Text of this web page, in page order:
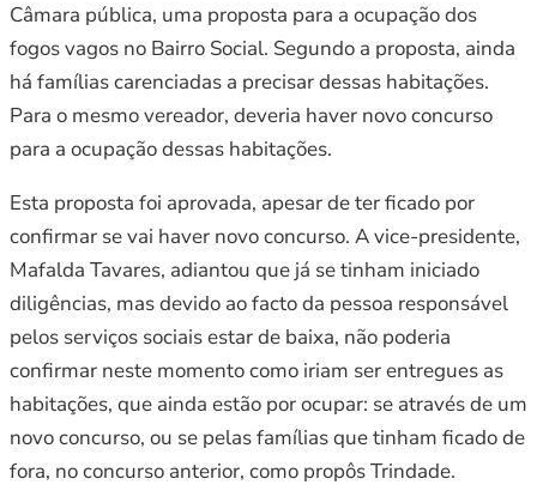
Câmara pública, uma proposta para a ocupação dos
fogos vagos no Bairro Social. Segundo a proposta, ainda
há famílias carenciadas a precisar dessas habitações.
Para o mesmo vereador, deveria haver novo concurso
para a ocupação dessas habitações.
Esta proposta foi aprovada, apesar de ter ficado por
confirmar se vai haver novo concurso. A vice-presidente,
Mafalda Tavares, adiantou que já se tinham iniciado
diligências, mas devido ao facto da pessoa responsável
pelos serviços sociais estar de baixa, não poderia
confirmar neste momento como iriam ser entregues as
habitações, que ainda estão por ocupar: se através de um
novo concurso, ou se pelas famílias que tinham ficado de
fora, no concurso anterior, como propôs Trindade.